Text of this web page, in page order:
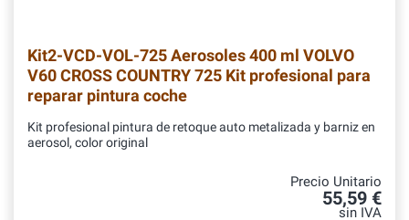
Kit2-VCD-VOL-725Aerosoles 400 ml VOLVO
V60 CROSS COUNTRY 725 Kit profesional para
reparar pintura coche
Kit profesional pintura de retoque auto metalizada y barniz en
aerosol, color original
Precio Unitario
55,59 €
sin IVA